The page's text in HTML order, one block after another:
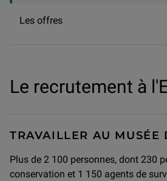
Les offres
Le recrutement à
TRAVAILLER AU MUSÉE
Plus de 2 100 personnes, dont 230
conservation et 1 150 agents de